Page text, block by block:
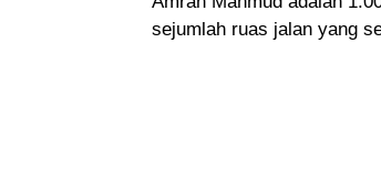
sejumlah ruas jalan yang